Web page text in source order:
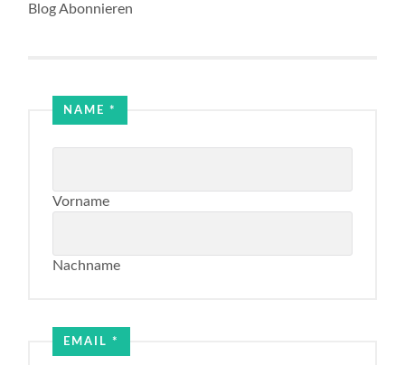
Blog Abonnieren
NAME*
Vorname
Nachname
Name
EMAIL*